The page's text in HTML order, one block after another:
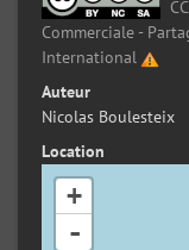
Commerciale -
International
Auteur
Nicolas Boulesteix
Location
+
-